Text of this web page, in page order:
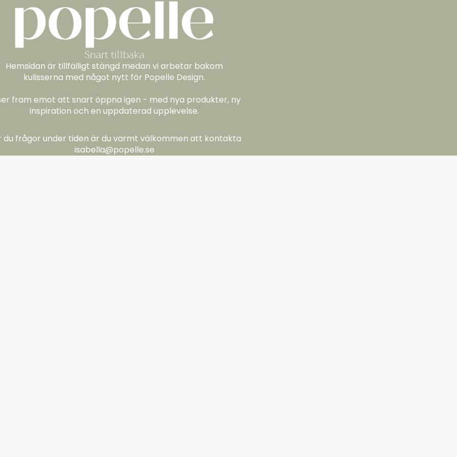
Snart tillbaka
Hemsidan är tillfälligt stängd medan vi arbetar bakom
kulisserna med något nytt för Popelle Design.
fram emot att snart öppna igen - med nya produkter, ny
inspiration och en uppdaterad upplevelse.
du frågor under tiden är du varmt välkommen att kontakta
isabella@popelle.se